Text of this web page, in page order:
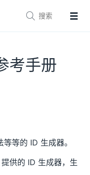
 
考手册
等的 ID 生成器。
供的 ID 生成器，生